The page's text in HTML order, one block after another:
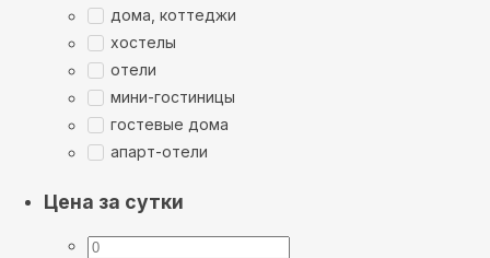
дома, коттеджи
хостелы
отели
мини-гостиницы
гостевые дома
апарт-отели
Цена за сутки